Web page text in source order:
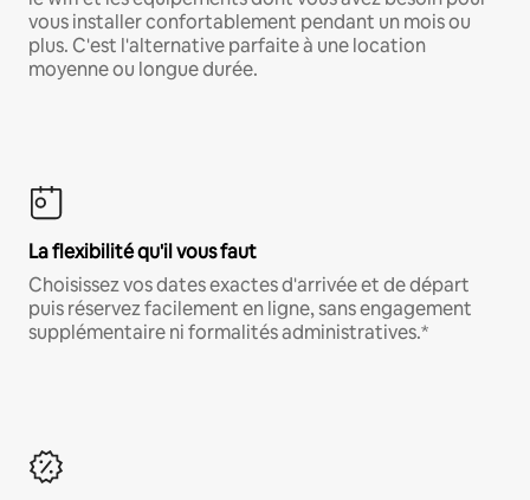
vous installer confortablement pendant un mois ou
plus. C'est l'alternative parfaite à une location
moyenne ou longue durée.
La flexibilité qu'il vous faut
Choisissez vos dates exactes d'arrivée et de départ
puis réservez facilement en ligne, sans engagement
supplémentaire ni formalités administratives.*